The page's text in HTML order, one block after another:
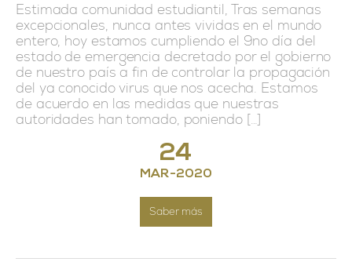
24
MAR-2020
Saber más
Estimada comunidad estudiantil, Tras semanas
excepcionales, nunca antes vividas en el mundo
entero, hoy estamos cumpliendo el 9no día del
estado de emergencia decretado por el gobierno
de nuestro país a fin de controlar la propagación
del ya conocido virus que nos acecha. Estamos
de acuerdo en las medidas que nuestras
autoridades han tomado, poniendo […]